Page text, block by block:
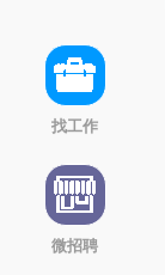
找工作
微招聘